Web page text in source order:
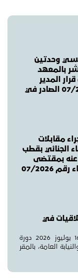
وحدتين
بالمعهد
المدير
العام للمعهد العالي للقضاء رقم 07/2026 الصادر في
مقابـلات
الجنائي بقطب
عنه بمقتضى
قرار المدير العام للمعهد العالـي للقـضاء رقم 07/2026
في
نظم المعهد العالي للقضاء يوم الخميس 16 يوليوز 2026 دورة
العامة، بالمقر